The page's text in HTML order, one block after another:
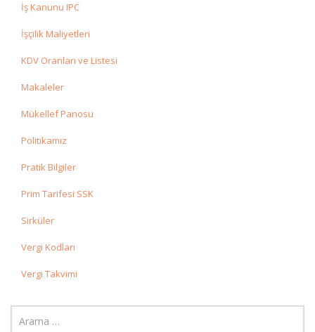
İş Kanunu IPC
İşçilik Maliyetleri
KDV Oranları ve Listesi
Makaleler
Mükellef Panosu
Politikamız
Pratik Bilgiler
Prim Tarifesi SSK
Sirküler
Vergi Kodları
Vergi Takvimi